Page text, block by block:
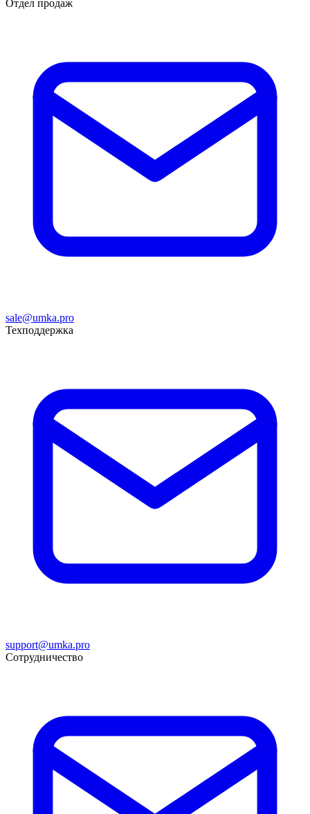
Отдел продаж
sale@umka.pro
Техподдержка
support@umka.pro
Сотрудничество